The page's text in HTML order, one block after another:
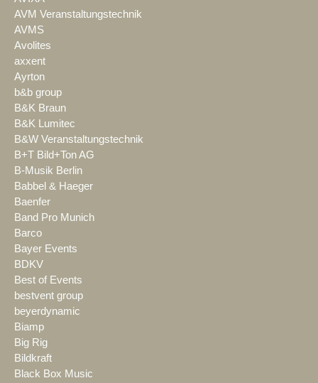
AVM Veranstaltungstechnik
AVMS
Avolites
axxent
Ayrton
b&b group
B&K Braun
B&K Lumitec
B&W Veranstaltungstechnik
B+T Bild+Ton AG
B-Musik Berlin
Babbel & Haeger
Baenfer
Band Pro Munich
Barco
Bayer Events
BDKV
Best of Events
bestvent group
beyerdynamic
Biamp
Big Rig
Bildkraft
Black Box Music